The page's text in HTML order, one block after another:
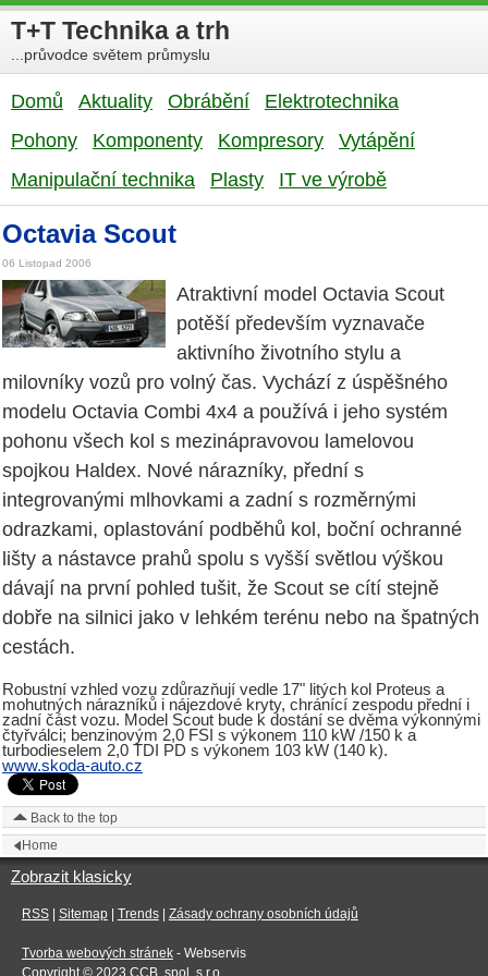
T+T Technika a trh
...průvodce světem průmyslu
Domů Aktuality Obrábění
Elektrotechnika
Pohony
Komponenty Kompresory
Vytápění
Manipulační technika
Plasty IT ve výrobě
Octavia Scout
06 Listopad 2006
Atraktivní model Octavia Scout
potěší především vyznavače
aktivního životního stylu a
milovníky vozů pro volný čas. Vychází z úspěšného
modelu Octavia Combi 4x4 a používá i jeho systém
pohonu všech kol s mezinápravovou lamelovou
spojkou Haldex. Nové nárazníky, přední s
integrovanými mlhovkami a zadní s rozměrnými
odrazkami, oplastování podběhů kol, boční ochranné
lišty a nástavce prahů spolu s vyšší světlou výškou
dávají na první pohled tušit, že Scout se cítí stejně
dobře na silnici jako v lehkém terénu nebo na špatných
cestách.
Robustní vzhled vozu zdůrazňují vedle 17" litých kol Proteus a
mohutných nárazníků i nájezdové kryty, chránící zespodu přední i
zadní část vozu. Model Scout bude k dostání se dvěma výkonnými
čtyřválci; benzinovým 2,0 FSI s výkonem 110 kW /150 k a
turbodieselem 2,0 TDI PD s výkonem 103 kW (140 k).
www.skoda-auto.cz
Back to the top
Home
Zobrazit klasicky
RSS| Sitemap| Trends| Zásady ochrany osobních údajů
Tvorba webových stránek- Webservis
Copyright © 2023 CCB, spol. s r.o.